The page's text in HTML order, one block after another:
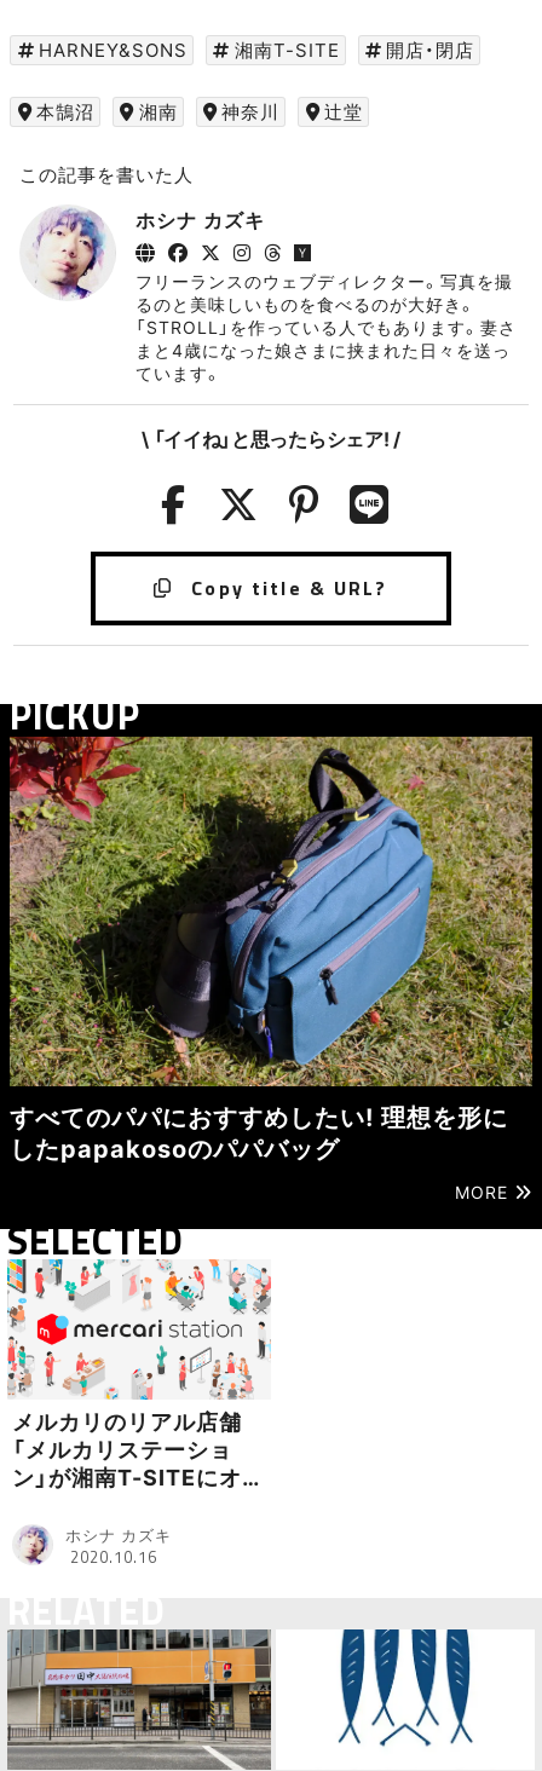
HARNEY&SONS 湘南T-SITE 開店・閉店
本鵠沼 湘南 神奈川 辻堂
この記事を書いた人
ホシナ カズキ
フリーランスのウェブディレクター。写真を撮
るのと美味しいものを食べるのが大好き。
「STROLL」を作っている人でもあります。妻さ
まと4歳になった娘さまに挟まれた日々を送っ
ています。
\ 「イイね」と思ったらシェア! /
PICKUP
すべてのパパにおすすめしたい! 理想を形に
したpapakosoのパパバッグ
MORE
SELECTED
メルカリのリアル店舗
「メルカリステーショ
ン」が湘南T-SITEにオー
ホシナ カズキ
2020.10.16